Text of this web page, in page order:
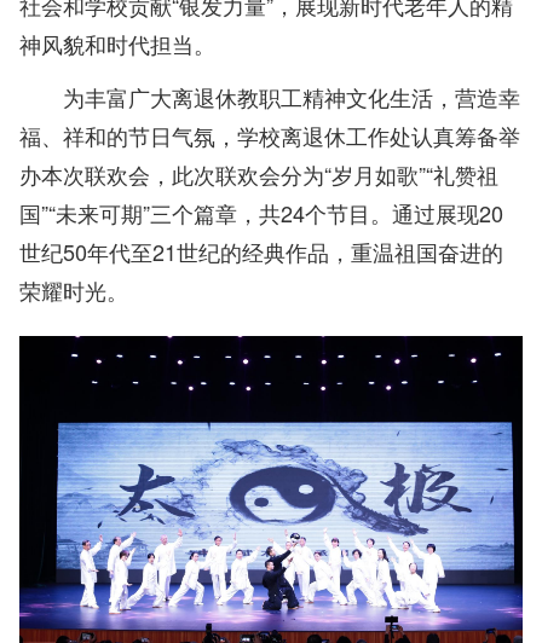
神风貌和时代担当。
为丰富广大离退休教职工精神文化生活，营造幸
福、祥和的节日气氛，学校离退休工作处认真筹备举
办本次联欢会，此次联欢会分为“岁月如歌”“礼赞祖
国”“未来可期”三个篇章，共24个节目。通过展现20
世纪50年代至21世纪的经典作品，重温祖国奋进的
荣耀时光。